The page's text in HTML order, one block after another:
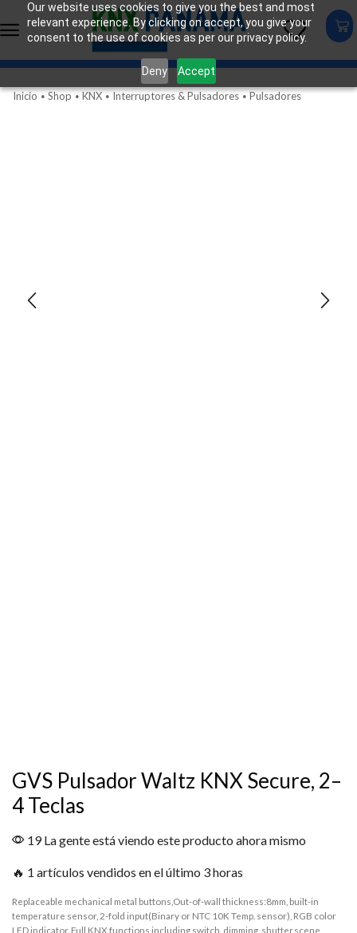
Our website uses cookies to give you the best and most
relevant experience. By clicking on accept, you give your
consent to the use of cookies as per our privacy policy.
Deny
Accept
Inicio • Shop • KNX • Interruptores & Pulsadores • Pulsadores
GVS Pulsador Waltz KNX Secure, 2–
4 Teclas
19 La gente está viendo este producto ahora mismo
🔥 1 artículos vendidos en el último 3 horas
Replaceable mechanical metal buttons,Out-of-wall thickness:8mm, built-in
temperature sensor, 2-fold input(Binary or NTC 10K Temp. sensor), RGB color
LED indicator. Full KNX functions including switch, dimming, shutter,scene